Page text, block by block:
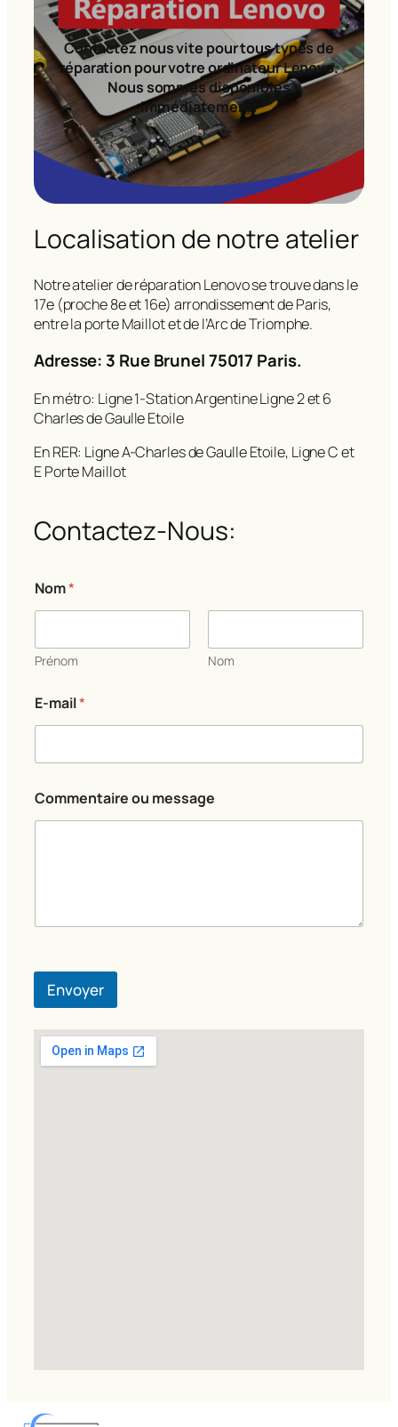
Contactez nous vite pour tous types de
réparation pour votre ordinateur Lenovo.
Nous sommes disponibles
immédiatement!
Localisation de notre atelier
Notre atelier de réparation Lenovo se trouve dans le
17e (proche 8e et 16e) arrondissement de Paris,
entre la porte Maillot et de l’Arc de Triomphe.
Adresse: 3 Rue Brunel 75017 Paris.
En métro: Ligne 1-Station Argentine Ligne 2 et 6
Charles de Gaulle Etoile
En RER: Ligne A-Charles de Gaulle Etoile, Ligne C et
E Porte Maillot
Contactez-Nous:
E
-
a
i
N
o
m
Nom*
Prénom Nom
E-mail*
Commentaire ou message
Envoyer